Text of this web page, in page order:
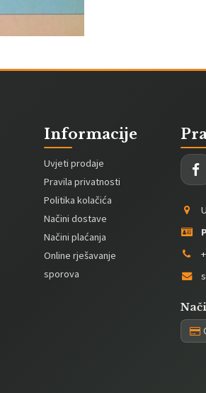
Informacije
Uvjeti prodaje
Pravila privatnosti
Politika kolačića
Načini dostave
Načini plaćanja
Online rješavanje
sporova